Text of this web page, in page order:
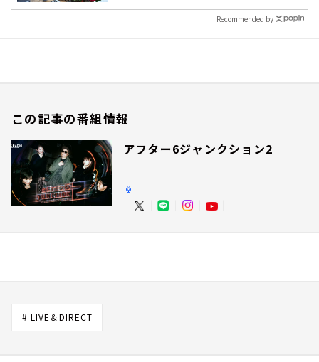
Recommended by
この記事の番組情報
アフター6ジャンクション2
# LIVE＆DIRECT